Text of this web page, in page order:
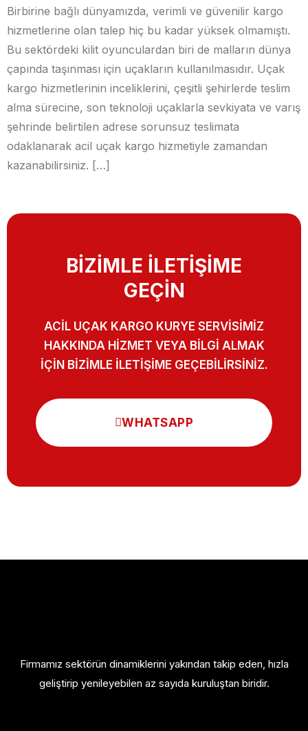
Birbirine bağlı dünyamızda, verimli ve güvenilir kargo
hizmetlerine olan talep hiç bu kadar yüksek olmamıştı.
Bu sektördeki kilit oyunculardan biri de malların dünya
çapında taşınması için uçakların kullanılmasıdır. Uçak
kargo hizmetlerinin inceliklerini, çeşitli şehirlerde teslim
alma sürecine, son teknoloji uçaklarla sevkiyata ve varış
şehrinde belirtilen adrese sorunsuz teslimata
odaklanarak acil uçak kargo hizmetiyle zamandan
kazanabilirsiniz. […]
BİZİMLE İLETİŞİME
GEÇİN
ACİL UÇAK KARGO KURYE SERVİSİMİZ
HAKKINDA HİZMET VEYA BİLGİ ALMAK
İÇİN BİZİMLE İLETİŞİME GEÇEBİLİRSİNİZ.
WHATSAPP
Firmamız sektörün dinamiklerini yakından takip eden, hızla
geliştirip yenileyebilen az sayıda kuruluştan biridir.